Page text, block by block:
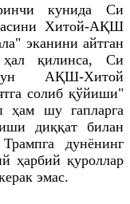
кунида Си
Хитой-АҚШ
эканини айтган
қилинса, Си
АҚШ-Хитой
солиб қўйиши"
ҳам шу гапларга
диққат билан
дунёнинг
ҳарбий қуроллар
эмас.